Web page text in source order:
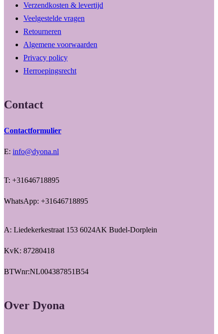
Verzendkosten & levertijd
Veelgestelde vragen
Retourneren
Algemene voorwaarden
Privacy policy
Herroepingsrecht
Contact
Contactformulier
E: info@dyona.nl
T: +31646718895
WhatsApp: +31646718895
A: Liedekerkestraat 153 6024AK Budel-Dorplein
KvK: 87280418
BTWnr:NL004387851B54
Over Dyona